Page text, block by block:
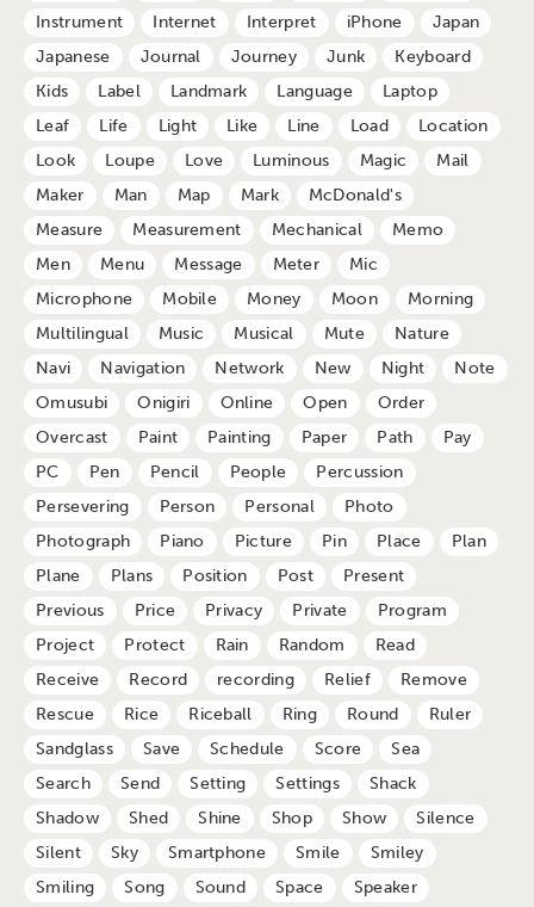
Instrument
Internet Interpret iPhone
Japan
Japanese
Journal Journey Junk
Keyboard
Kids
Label Landmark Language
Laptop
Leaf
Life Light Like Line Load
Location
Look
Loupe Love Luminous Magic
Mail
Maker
Man Map Mark
McDonald's
Measure
Measurement Mechanical
Memo
Men
Menu Message Meter
Mic
Microphone
Mobile Money Moon
Morning
Multilingual
Music Musical Mute
Nature
Navi
Navigation Network New Night
Note
Omusubi
Onigiri Online Open
Order
Overcast
Paint Painting Paper Path
Pay
PC
Pen Pencil People
Percussion
Persevering
Person Personal
Photo
Photograph
Piano Picture Pin Place
Plan
Plane
Plans Position Post
Present
Previous
Price Privacy Private
Program
Project
Protect Rain Random
Read
Receive
Record recording Relief
Remove
Rescue
Rice Riceball Ring Round
Ruler
Sandglass
Save Schedule Score
Sea
Search
Send Setting Settings
Shack
Shadow
Shed Shine Shop Show
Silence
Silent
Sky Smartphone Smile
Smiley
Smiling
Song Sound Space
Speaker